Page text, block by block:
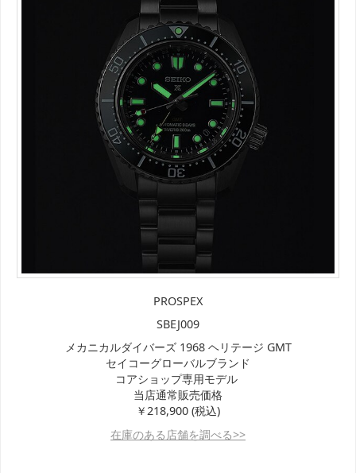
PROSPEX
SBEJ009
メカニカルダイバーズ 1968 ヘリテージ GMT
セイコーグローバルブランド
コアショップ専用モデル
当店通常販売価格
￥218,900 (税込)
在庫のある店舗を調べる>>